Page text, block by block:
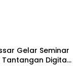
Gelar Seminar
Tantangan Digital